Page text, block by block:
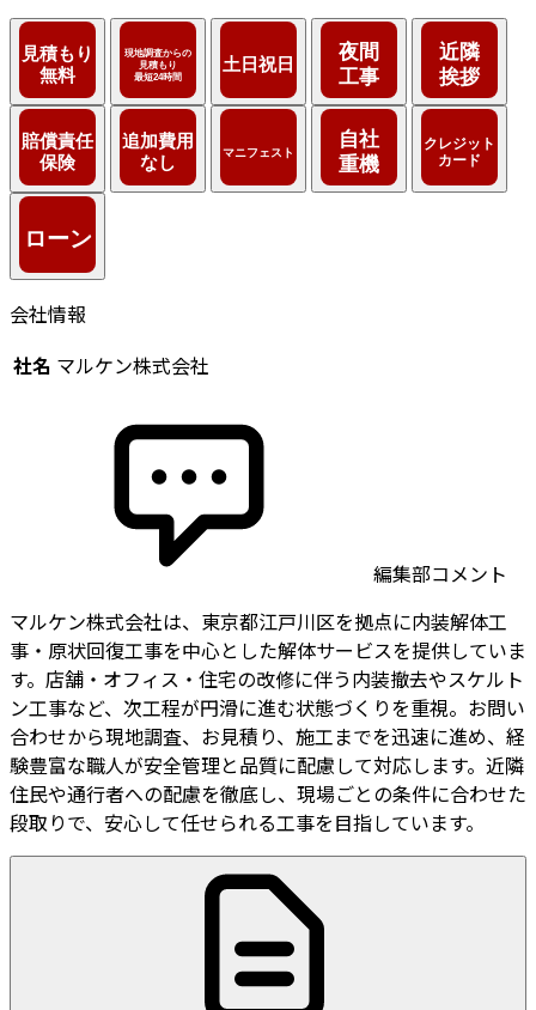
会社情報
社名 マルケン株式会社
編集部コメント
マルケン株式会社は、東京都江戸川区を拠点に内装解体工
事・原状回復工事を中心とした解体サービスを提供していま
す。店舗・オフィス・住宅の改修に伴う内装撤去やスケルト
ン工事など、次工程が円滑に進む状態づくりを重視。お問い
合わせから現地調査、お見積り、施工までを迅速に進め、経
験豊富な職人が安全管理と品質に配慮して対応します。近隣
住民や通行者への配慮を徹底し、現場ごとの条件に合わせた
段取りで、安心して任せられる工事を目指しています。